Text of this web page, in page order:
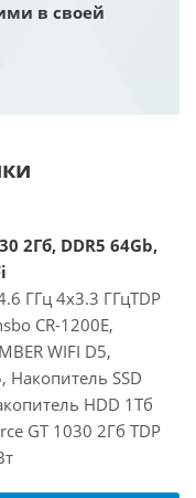
в своей
2Гб, DDR5 64Gb,
ГГц 4x3.3 ГГцTDP
CR-1200E,
WIFI D5,
Накопитель SSD
HDD 1Тб
GT 1030 2Гб TDP